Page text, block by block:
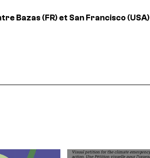
Bazas (FR) et San Francisco (USA)